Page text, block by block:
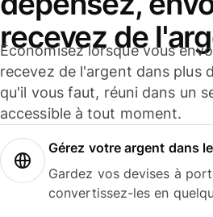
recevez de
Économisez lorsque vous
recevez de l'argent dans plus
qu'il vous faut, réuni dans un
accessible à tout moment.
Gérez votre argent dans
Gardez vos devises à
convertissez-les en